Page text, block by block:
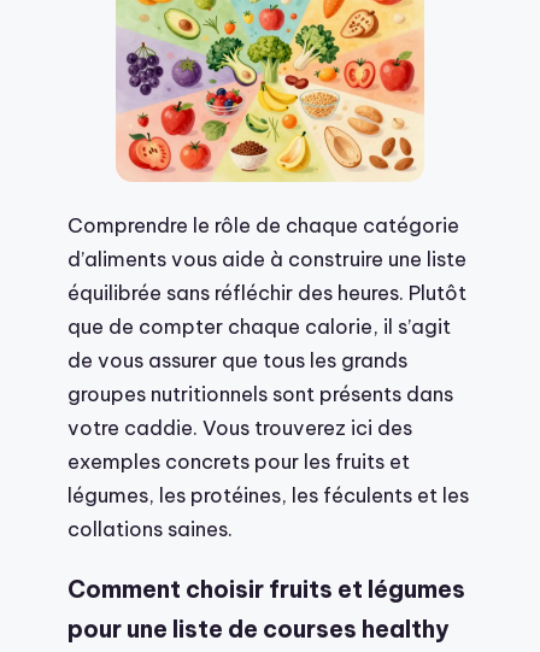
Comprendre le rôle de chaque catégorie
d’aliments vous aide à construire une liste
équilibrée sans réfléchir des heures. Plutôt
que de compter chaque calorie, il s’agit
de vous assurer que tous les grands
groupes nutritionnels sont présents dans
votre caddie. Vous trouverez ici des
exemples concrets pour les fruits et
légumes, les protéines, les féculents et les
collations saines.
Comment choisir fruits et légumes
pour une liste de courses healthy